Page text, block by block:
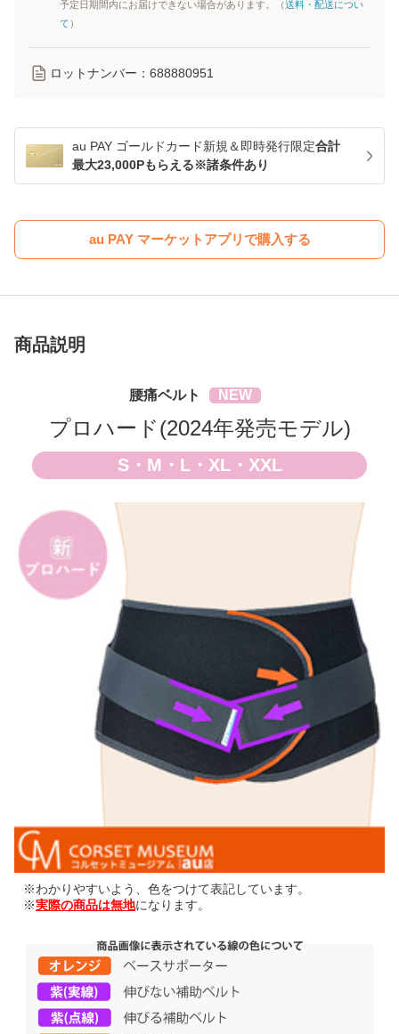
予定日期間内にお届けできない場合があります。（送料・配送につい
て ）
ロットナンバー： 688880951
au PAY ゴールドカード新規＆即時発行限定合計
最大23,000Pもらえる※諸条件あり
au PAY マーケットアプリで購入する
商品説明
腰痛ベルト NEW
プロハード(2024年発売モデル)
S・M・L・XL・XXL
※わかりやすいよう、色をつけて表記しています。
※実際の商品は無地になります。